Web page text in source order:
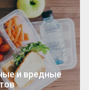
и вредные